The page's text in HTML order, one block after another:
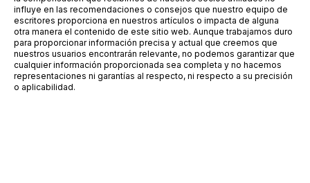
influye en las recomendaciones o consejos que nuestro equipo de
escritores proporciona en nuestros artículos o impacta de alguna
otra manera el contenido de este sitio web. Aunque trabajamos duro
para proporcionar información precisa y actual que creemos que
nuestros usuarios encontrarán relevante, no podemos garantizar que
cualquier información proporcionada sea completa y no hacemos
representaciones ni garantías al respecto, ni respecto a su precisión
o aplicabilidad.